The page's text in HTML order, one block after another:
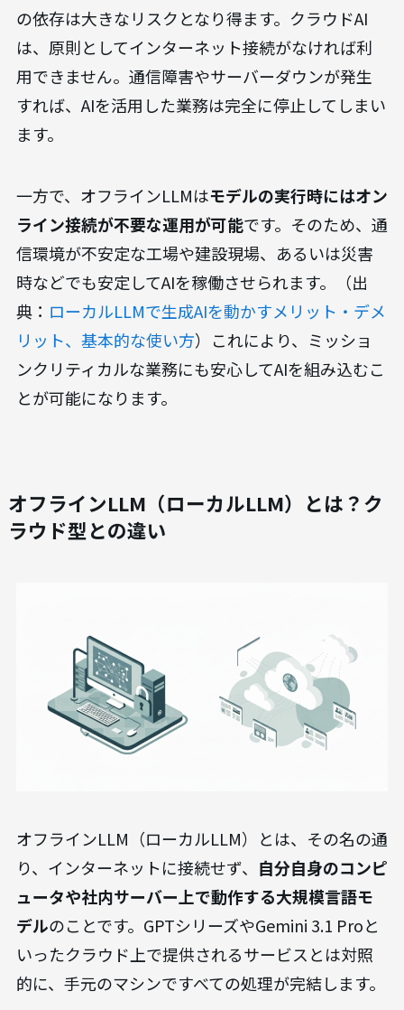
の依存は大きなリスクとなり得ます。クラウドAI
は、原則としてインターネット接続がなければ利
用できません。通信障害やサーバーダウンが発生
すれば、AIを活用した業務は完全に停止してしまい
ます。
一方で、オフラインLLMはモデルの実行時にはオン
ライン接続が不要な運用が可能です。そのため、通
信環境が不安定な工場や建設現場、あるいは災害
時などでも安定してAIを稼働させられます。（出
典： ローカルLLMで生成AIを動かすメリット・デメ
リット、基本的な使い方）これにより、ミッショ
ンクリティカルな業務にも安心してAIを組み込むこ
とが可能になります。
オフラインLLM（ローカルLLM）とは？ク
ラウド型との違い
オフラインLLM（ローカルLLM）とは、その名の通
り、インターネットに接続せず、 自分自身のコンピ
ュータや社内サーバー上で動作する大規模言語モ
デルのことです。GPTシリーズやGemini 3.1 Proと
いったクラウド上で提供されるサービスとは対照
的に、手元のマシンですべての処理が完結します。